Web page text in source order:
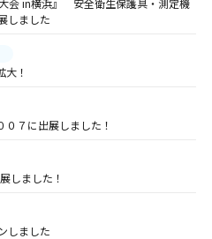
会 in横浜』 安全衛生保護具・測定機
しました
！
７に出展しました！
しました！
しました